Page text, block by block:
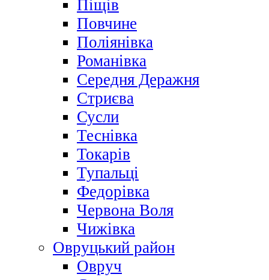
Піщів
Повчине
Поліянівка
Романівка
Середня Деражня
Стриєва
Сусли
Теснівка
Токарів
Тупальці
Федорівка
Червона Воля
Чижівка
Овруцький район
Овруч